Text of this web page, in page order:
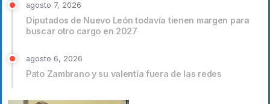
agosto 7, 2026
Diputados de Nuevo León todavía tienen margen para
buscar otro cargo en 2027
agosto 6, 2026
Pato Zambrano y su valentía fuera de las redes